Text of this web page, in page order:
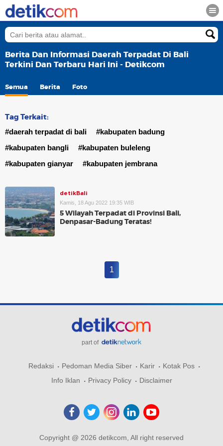
Berita Dan Informasi Daerah Terpadat Di Bali
Terkini Dan Terbaru Hari Ini - Detikcom
Semua Berita Foto
Tag Terkait:
#daerah terpadat di bali
#kabupaten badung
#kabupaten bangli
#kabupaten buleleng
#kabupaten gianyar
#kabupaten jembrana
detikBali
Kamis, 18 Agu 2022 19:35 WIB
5 Wilayah Terpadat di Provinsi Bali,
Denpasar-Badung Teratas!
1
part of
Redaksi Pedoman Media Siber Karir
Kotak Pos
Info Iklan
Privacy Policy Disclaimer
Copyright @ 2026 detikcom, All right reserved